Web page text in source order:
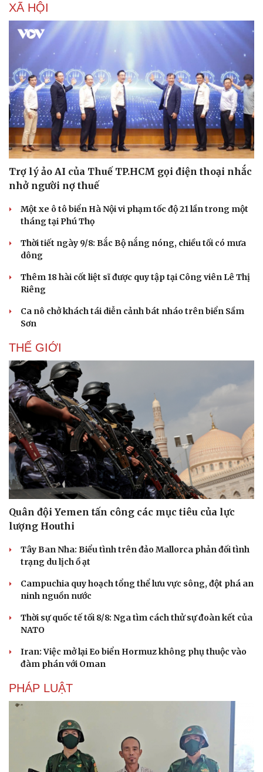
Tư vấn
Săn Tour
check-in
Câu chuyện thời sự
XÃ HỘI
Trợ lý ảo AI của Thuế TP.HCM gọi điện thoại nhắc
nhở người nợ thuế
Một xe ô tô biển Hà Nội vi phạm tốc độ 21 lần trong một
tháng tại Phú Thọ
Thời tiết ngày 9/8: Bắc Bộ nắng nóng, chiều tối có mưa
dông
Thêm 18 hài cốt liệt sĩ được quy tập tại Công viên Lê Thị
Riêng
Ca nô chở khách tái diễn cảnh bát nháo trên biển Sầm
Sơn
THẾ GIỚI
Quân đội Yemen tấn công các mục tiêu của lực
lượng Houthi
Tây Ban Nha: Biểu tình trên đảo Mallorca phản đối tình
trạng du lịch ồ ạt
Campuchia quy hoạch tổng thể lưu vực sông, đột phá an
ninh nguồn nước
Thời sự quốc tế tối 8/8: Nga tìm cách thử sự đoàn kết của
NATO
Iran: Việc mở lại Eo biển Hormuz không phụ thuộc vào
đàm phán với Oman
PHÁP LUẬT